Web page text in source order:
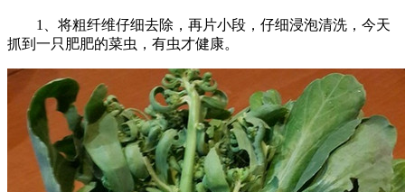
1、将粗纤维仔细去除，再片小段，仔细浸泡清洗，今天
抓到一只肥肥的菜虫，有虫才健康。